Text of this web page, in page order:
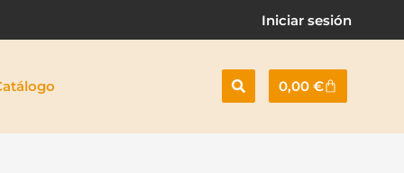
Iniciar sesión
0,00€Cart